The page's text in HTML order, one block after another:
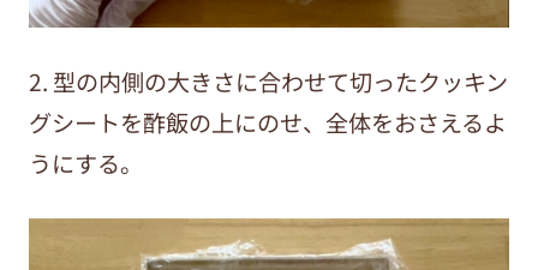
2. 型の内側の大きさに合わせて切ったクッキン
グシートを酢飯の上にのせ、全体をおさえるよ
うにする。